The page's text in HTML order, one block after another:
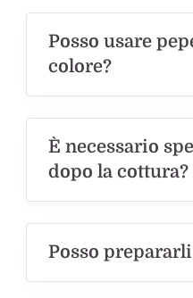
Posso usare
colore?
È necessario
dopo la cottura?
Posso